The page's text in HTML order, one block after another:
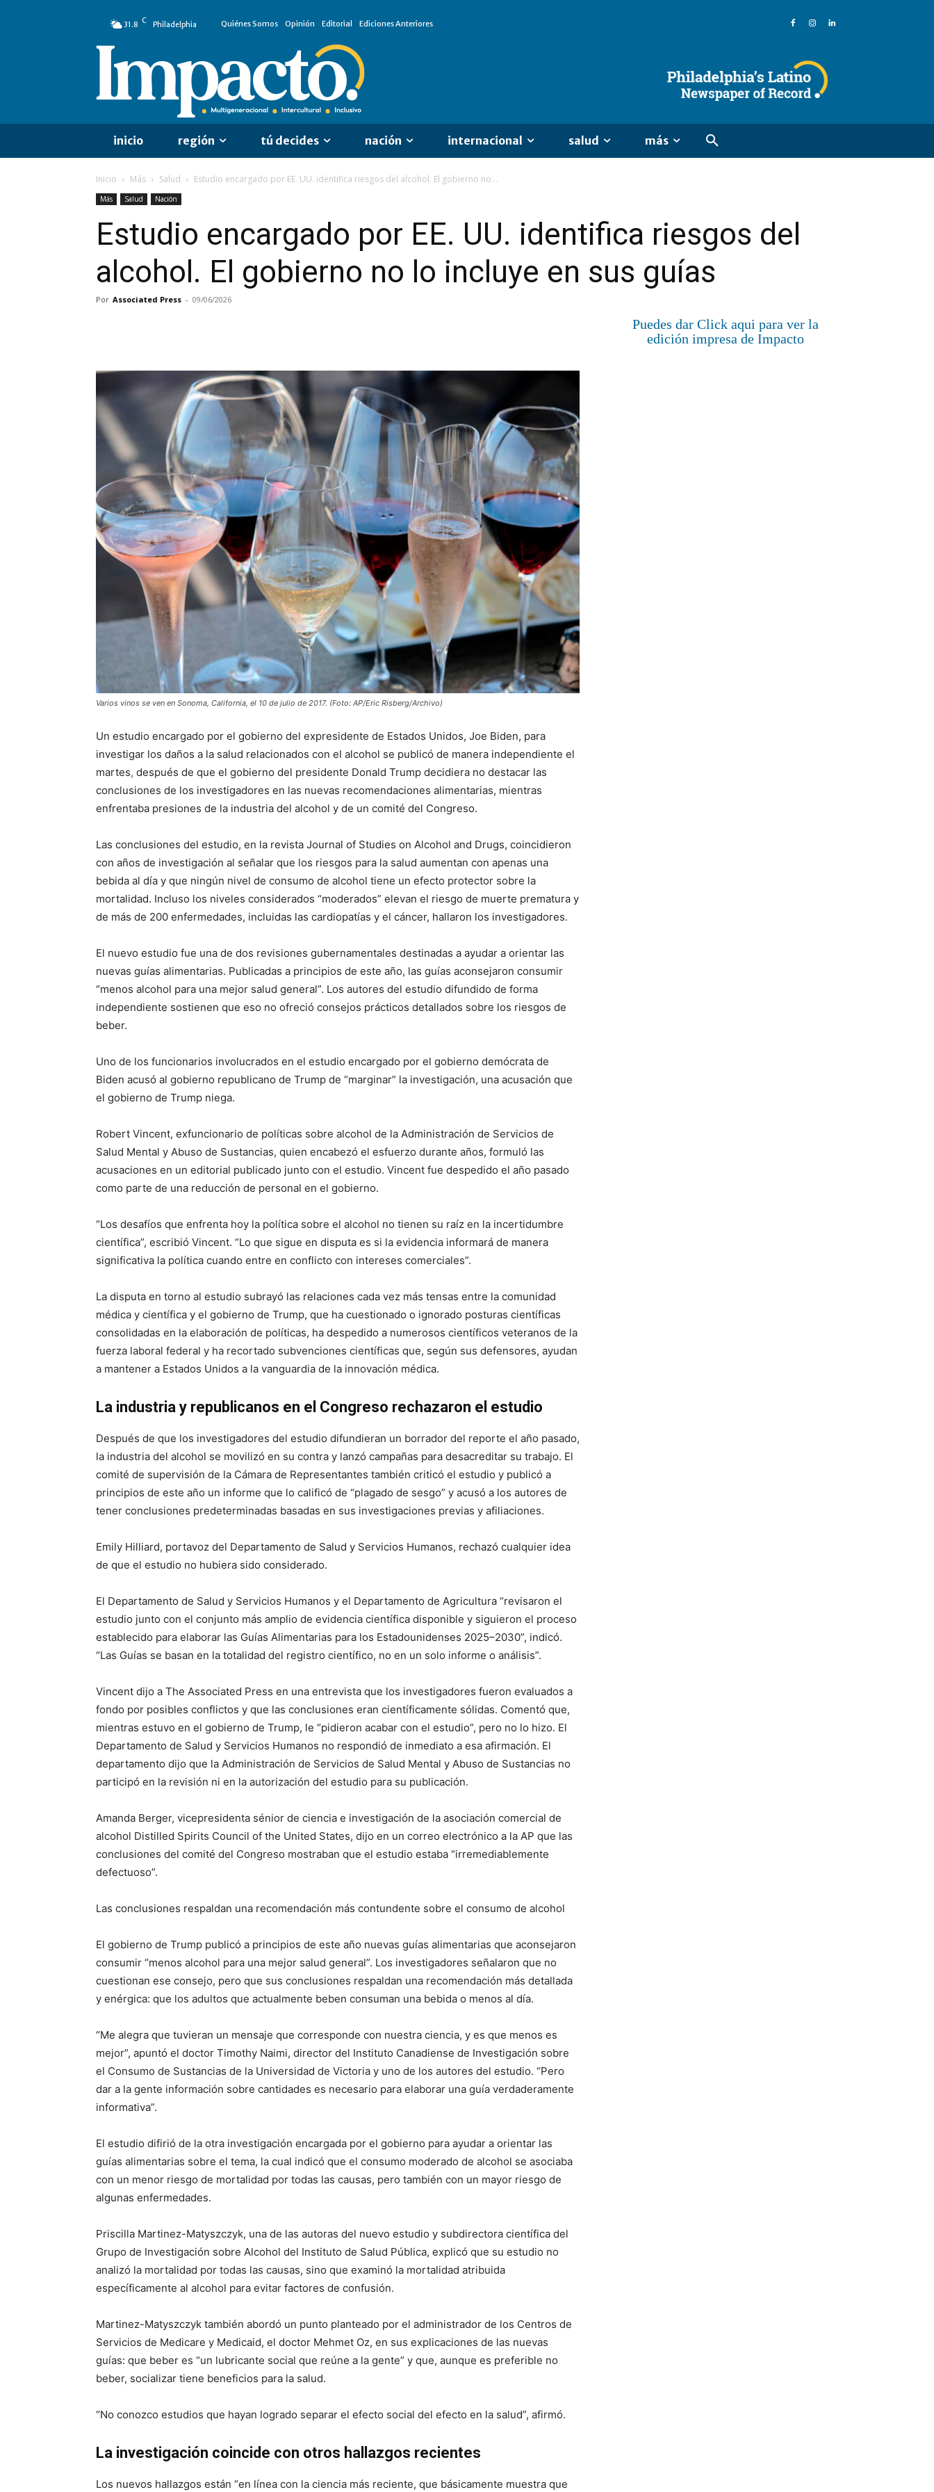
31.8 C Philadelphia Quiénes Somos Opinión Editorial Ediciones Anteriores
inicio región tú decides nación internacional salud más
Inicio Más Salud Estudio encargado por EE. UU. identifica riesgos del alcohol. El gobierno no...
Más Salud Nación
Estudio encargado por EE. UU. identifica riesgos del
alcohol. El gobierno no lo incluye en sus guías
Por Associated Press - 09/06/2026
Varios vinos se ven en Sonoma, California, el 10 de julio de 2017. (Foto: AP/Eric Risberg/Archivo)
Un estudio encargado por el gobierno del expresidente de Estados Unidos, Joe Biden, para
investigar los daños a la salud relacionados con el alcohol se publicó de manera independiente el
martes, después de que el gobierno del presidente Donald Trump decidiera no destacar las
conclusiones de los investigadores en las nuevas recomendaciones alimentarias, mientras
enfrentaba presiones de la industria del alcohol y de un comité del Congreso.
Las conclusiones del estudio, en la revista Journal of Studies on Alcohol and Drugs, coincidieron
con años de investigación al señalar que los riesgos para la salud aumentan con apenas una
bebida al día y que ningún nivel de consumo de alcohol tiene un efecto protector sobre la
mortalidad. Incluso los niveles considerados “moderados” elevan el riesgo de muerte prematura y
de más de 200 enfermedades, incluidas las cardiopatías y el cáncer, hallaron los investigadores.
El nuevo estudio fue una de dos revisiones gubernamentales destinadas a ayudar a orientar las
nuevas guías alimentarias. Publicadas a principios de este año, las guías aconsejaron consumir
“menos alcohol para una mejor salud general”. Los autores del estudio difundido de forma
independiente sostienen que eso no ofreció consejos prácticos detallados sobre los riesgos de
beber.
Uno de los funcionarios involucrados en el estudio encargado por el gobierno demócrata de
Biden acusó al gobierno republicano de Trump de “marginar” la investigación, una acusación que
el gobierno de Trump niega.
Robert Vincent, exfuncionario de políticas sobre alcohol de la Administración de Servicios de
Salud Mental y Abuso de Sustancias, quien encabezó el esfuerzo durante años, formuló las
acusaciones en un editorial publicado junto con el estudio. Vincent fue despedido el año pasado
como parte de una reducción de personal en el gobierno.
“Los desafíos que enfrenta hoy la política sobre el alcohol no tienen su raíz en la incertidumbre
científica”, escribió Vincent. “Lo que sigue en disputa es si la evidencia informará de manera
significativa la política cuando entre en conflicto con intereses comerciales”.
La disputa en torno al estudio subrayó las relaciones cada vez más tensas entre la comunidad
médica y científica y el gobierno de Trump, que ha cuestionado o ignorado posturas científicas
consolidadas en la elaboración de políticas, ha despedido a numerosos científicos veteranos de la
fuerza laboral federal y ha recortado subvenciones científicas que, según sus defensores, ayudan
a mantener a Estados Unidos a la vanguardia de la innovación médica.
La industria y republicanos en el Congreso rechazaron el estudio
Después de que los investigadores del estudio difundieran un borrador del reporte el año pasado,
la industria del alcohol se movilizó en su contra y lanzó campañas para desacreditar su trabajo. El
comité de supervisión de la Cámara de Representantes también criticó el estudio y publicó a
principios de este año un informe que lo calificó de “plagado de sesgo” y acusó a los autores de
tener conclusiones predeterminadas basadas en sus investigaciones previas y afiliaciones.
Emily Hilliard, portavoz del Departamento de Salud y Servicios Humanos, rechazó cualquier idea
de que el estudio no hubiera sido considerado.
El Departamento de Salud y Servicios Humanos y el Departamento de Agricultura “revisaron el
estudio junto con el conjunto más amplio de evidencia científica disponible y siguieron el proceso
establecido para elaborar las Guías Alimentarias para los Estadounidenses 2025–2030”, indicó.
“Las Guías se basan en la totalidad del registro científico, no en un solo informe o análisis”.
Vincent dijo a The Associated Press en una entrevista que los investigadores fueron evaluados a
fondo por posibles conflictos y que las conclusiones eran científicamente sólidas. Comentó que,
mientras estuvo en el gobierno de Trump, le “pidieron acabar con el estudio”, pero no lo hizo. El
Departamento de Salud y Servicios Humanos no respondió de inmediato a esa afirmación. El
departamento dijo que la Administración de Servicios de Salud Mental y Abuso de Sustancias no
participó en la revisión ni en la autorización del estudio para su publicación.
Amanda Berger, vicepresidenta sénior de ciencia e investigación de la asociación comercial de
alcohol Distilled Spirits Council of the United States, dijo en un correo electrónico a la AP que las
conclusiones del comité del Congreso mostraban que el estudio estaba “irremediablemente
defectuoso”.
Las conclusiones respaldan una recomendación más contundente sobre el consumo de alcohol
El gobierno de Trump publicó a principios de este año nuevas guías alimentarias que aconsejaron
consumir “menos alcohol para una mejor salud general”. Los investigadores señalaron que no
cuestionan ese consejo, pero que sus conclusiones respaldan una recomendación más detallada
y enérgica: que los adultos que actualmente beben consuman una bebida o menos al día.
“Me alegra que tuvieran un mensaje que corresponde con nuestra ciencia, y es que menos es
mejor”, apuntó el doctor Timothy Naimi, director del Instituto Canadiense de Investigación sobre
el Consumo de Sustancias de la Universidad de Victoria y uno de los autores del estudio. “Pero
dar a la gente información sobre cantidades es necesario para elaborar una guía verdaderamente
informativa”.
El estudio difirió de la otra investigación encargada por el gobierno para ayudar a orientar las
guías alimentarias sobre el tema, la cual indicó que el consumo moderado de alcohol se asociaba
con un menor riesgo de mortalidad por todas las causas, pero también con un mayor riesgo de
algunas enfermedades.
Priscilla Martinez-Matyszczyk, una de las autoras del nuevo estudio y subdirectora científica del
Grupo de Investigación sobre Alcohol del Instituto de Salud Pública, explicó que su estudio no
analizó la mortalidad por todas las causas, sino que examinó la mortalidad atribuida
específicamente al alcohol para evitar factores de confusión.
Martinez-Matyszczyk también abordó un punto planteado por el administrador de los Centros de
Servicios de Medicare y Medicaid, el doctor Mehmet Oz, en sus explicaciones de las nuevas
guías: que beber es “un lubricante social que reúne a la gente” y que, aunque es preferible no
beber, socializar tiene beneficios para la salud.
“No conozco estudios que hayan logrado separar el efecto social del efecto en la salud”, afirmó.
La investigación coincide con otros hallazgos recientes
Los nuevos hallazgos están “en línea con la ciencia más reciente, que básicamente muestra que
Puedes dar Click aqui para ver la
edición impresa de Impacto